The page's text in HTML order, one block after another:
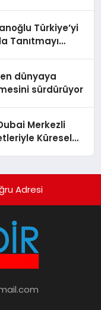
Türkiye’yi
Tanıtmayı
dünyaya
sürdürüyor
Merkezli
Küresel
Adresi